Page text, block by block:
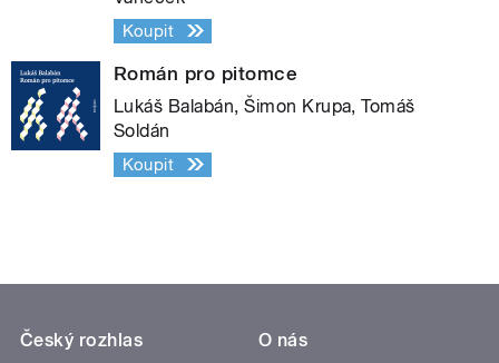
Koupit
Román pro pitomce
Lukáš Balabán, Šimon Krupa, Tomáš
Soldán
Koupit
Český rozhlas
O nás